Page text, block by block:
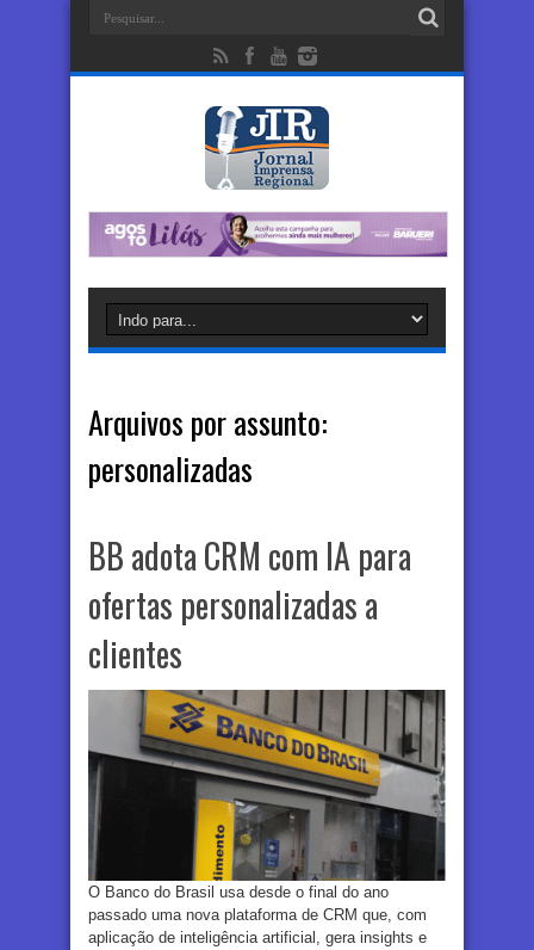
Arquivos por assunto:
personalizadas
BB adota CRM com IA para
ofertas personalizadas a
clientes
O Banco do Brasil usa desde o final do ano
passado uma nova plataforma de CRM que, com
aplicação de inteligência artificial, gera insights e